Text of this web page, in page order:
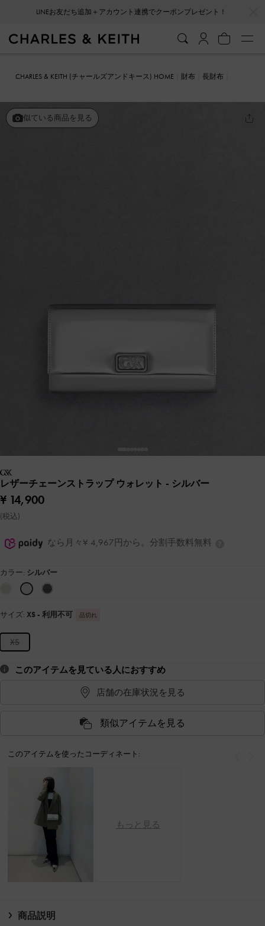
LINEお友だち追加＋アカウント連携でクーポンプレゼント！
会員登録＋ニュースレター登録で10%OFFクーポンプレゼント！
CHARLES & KEITH (チャールズアンドキース) HOME 財布
長財布
似ている商品を見る
レザーチェーンストラップ ウォレット - シルバー
¥ 14,900
(税込)
なら月々¥ 4,967円から。分割手数料無料
カラー: シルバー
サイズ: XS - 利用不可 品切れ
XS
このアイテムを見ている人におすすめ
店舗の在庫状況を見る
類似アイテムを見る
このアイテムを使ったコーディネート:
もっと見る
商品説明